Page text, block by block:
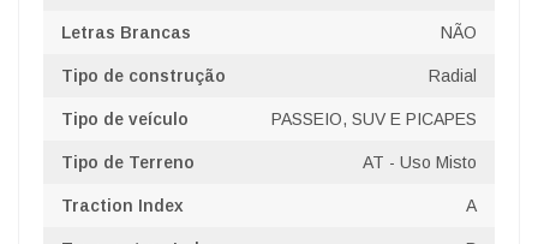
Letras Brancas NÃO
Tipo de construção Radial
Tipo de veículo PASSEIO, SUV E PICAPES
Tipo de Terreno AT - Uso Misto
Traction Index A